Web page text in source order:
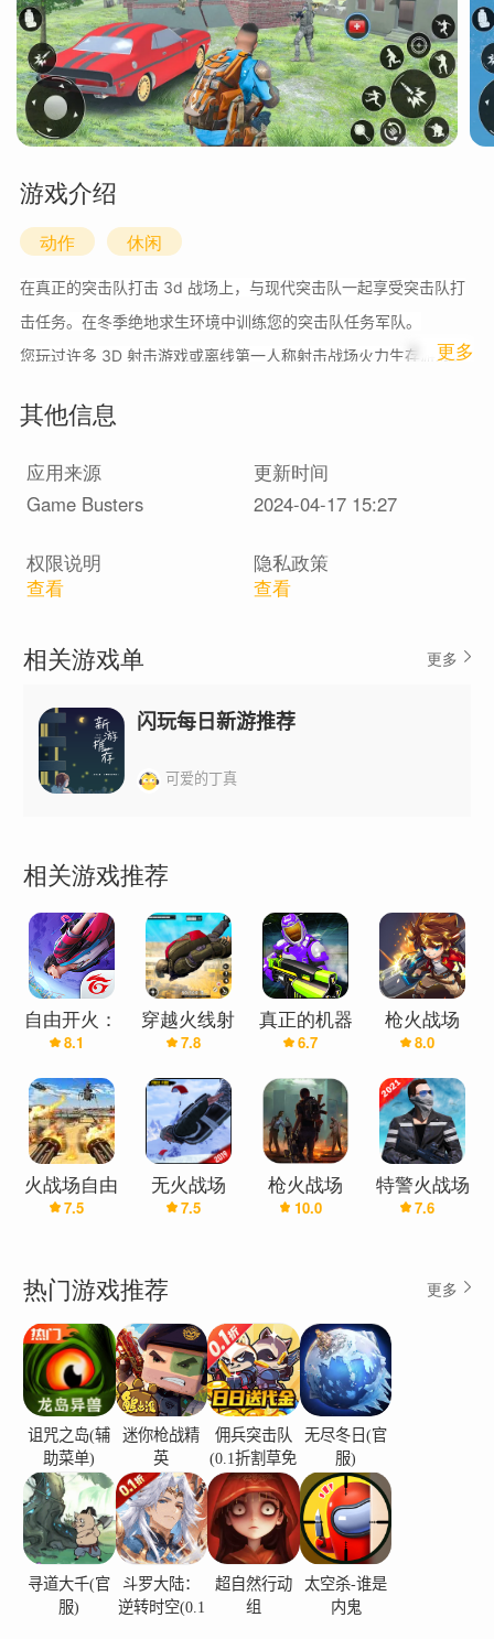
游戏介绍
动作 休闲
在真正的突击队打击 3d 战场上，与现代突击队一起享受突击队打
击任务。在冬季绝地求生环境中训练您的突击队任务军队。
您玩过许多 3D 射击游戏或离线第一人称射击战场火力生存游戏，
戏。在 3D 枪支游戏（Banduk Wala 游戏）中享受最佳的 MAX
离线枪支游戏或 Fauji Wala 游戏，那么您来对地方了，来玩这款惊
人的离线射击游戏《反恐精英》。在军队突击队任务游戏中给你的
的城市。始终留在战争中，执行军队突击队任务，在第一人称射击
欢迎来到 FPS Fire 战场生存射击游戏第一人称射击游戏。在 fps
枪支游戏战场上享受 fps 突击队离线遭遇打击游戏，免费生存：射
击战场离线射击 fps 瓦拉游戏。
支战斗突击队打击战场的控制也非常流畅。
免费的射击游戏大逃杀。
fps 战场离线 fps 战场生存 2021 印度班杜克瓦拉游戏中的终极生
存射击游戏
fps Yalghaar 射击游戏，然后在 Fps 射击游戏离线模式下进入丛林
突击队射击秘密任务和现代特种部队秘密任务
Fire Battlegrounds FPS 遭遇罢工射击游戏打开了丛林竞技场的困
难阶段，其中有许多 fps 秘密任务游戏和 fps 遭遇枪支射击游戏中
的枪支游戏狙击手任务
游戏中享受团队死亡匹配。
军事射手小心地逃离精英部队战士，并在战争游戏中使用所有军队
武器达到赏金皇家
现代前锋火射手和军队突击队士兵在 Bandukwala 游戏 fps 游戏离
线
新的 fps 射击游戏具有 fps 在线打击所有枪支游戏 3d，给予 ff
jaisa 游戏和 fps ka 游戏氛围 fps 新射击游戏具有最新级别的 fps
机器人射击游戏，拥有充满赛博朋克设置的科学实验室机器人
fps 机器人游戏是 2021 年免费射击游戏中的在线 fps pvp 射击游
戏和离线 fps 射击游戏，具有 TPS 射击游戏离线枪支游戏
1 更多
其他信息
应用来源
更新时间
Game Busters
2024-04-17 15:27
权限说明
查看
隐私政策
查看
相关游戏单 更多
闪玩每日新游推荐
可爱的丁真
相关游戏推荐
自由开火：
战场国际服
8.1
穿越火线射
击场：自由
开火战场
7.8
真正的机器
人火战场：
免费科幻射
击，无限机
器人战，机
器人真正未
知的战场，
免费玩游戏
6.7
枪火战场
8.0
火战场自由
射击
7.5
无火战场
7.5
枪火战场
10.0
特警火战场
7.6
热门游戏推荐 更多
诅咒之岛(辅
助菜单)
迷你枪战精
英
佣兵突击队
(0.1折割草免
费版)
无尽冬日(官
服)
寻道大千(官
服)
斗罗大陆：
逆转时空(0.1
超自然行动
组
太空杀-谁是
内鬼